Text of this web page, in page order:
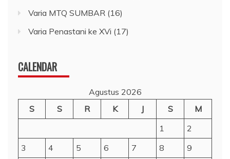
Varia MTQ SUMBAR (16)
Varia Penastani ke XVi (17)
CALENDAR
Agustus 2026
S
S R K J S
M
1
2
3
4 5 6 7 8
9